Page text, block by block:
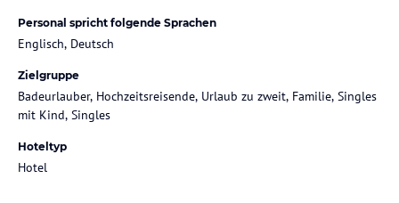
Personal spricht folgende Sprachen
Englisch, Deutsch
Zielgruppe
Badeurlauber, Hochzeitsreisende, Urlaub zu zweit, Familie, Singles
mit Kind, Singles
Hoteltyp
Hotel